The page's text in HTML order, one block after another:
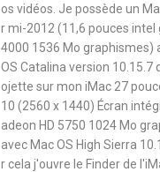
os vidéos. Je possède un
r mi-2012 (11,6 pouces intel
4000 1536 Mo graphismes)
OS Catalina version 10.15.7
ojette sur mon iMac 27
10 (2560 x 1440) Écran
adeon HD 5750 1024 Mo
avec Mac OS High Sierra
r cela j'ouvre le Finder de